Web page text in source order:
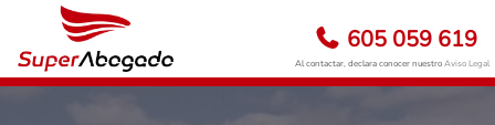
605 059 619
Al contactar, declara conocer nuestroAviso Legal